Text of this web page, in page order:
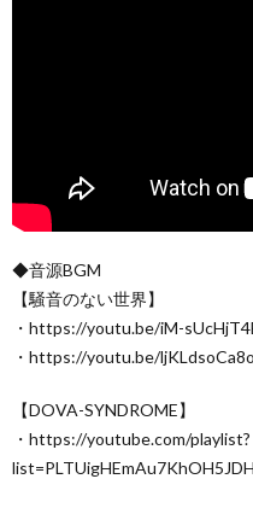
◆音源BGM
【騒音のない世界】
・https://youtu.be/iM-
・https://youtu.be/ljKLdsoCa8o
【DOVA-SYNDROME】
・https://youtube.com/playlist?